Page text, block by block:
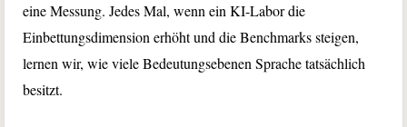
eine Messung. Jedes Mal, wenn ein KI-Labor die
Einbettungsdimension erhöht und die Benchmarks steigen,
lernen wir, wie viele Bedeutungsebenen Sprache tatsächlich
besitzt.